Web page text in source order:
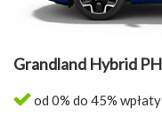
Grandland Hybrid
od 0% do 45%